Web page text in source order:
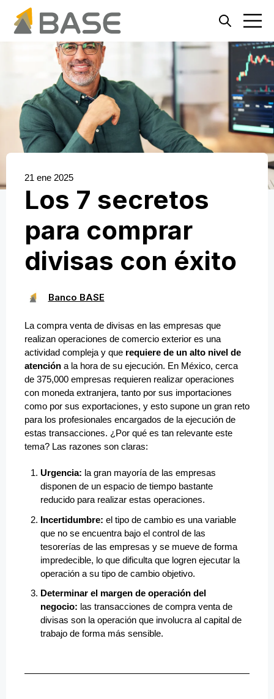
Open
Open search
21 ene 2025
Los 7 secretos
para comprar
divisas con éxito
Banco BASE
La compra venta de divisas en las empresas que
realizan operaciones de comercio exterior es una
actividad compleja y que requiere de un alto nivel de
atención a la hora de su ejecución. En México, cerca
de 375,000 empresas requieren realizar operaciones
con moneda extranjera, tanto por sus importaciones
como por sus exportaciones, y esto supone un gran reto
para los profesionales encargados de la ejecución de
estas transacciones. ¿Por qué es tan relevante este
tema? Las razones son claras:
Urgencia: la gran mayoría de las empresas
disponen de un espacio de tiempo bastante
reducido para realizar estas operaciones.
Incertidumbre: el tipo de cambio es una variable
que no se encuentra bajo el control de las
tesorerías de las empresas y se mueve de forma
impredecible, lo que dificulta que logren ejecutar la
operación a su tipo de cambio objetivo.
Determinar el margen de operación del
negocio: las transacciones de compra venta de
divisas son la operación que involucra al capital de
trabajo de forma más sensible.